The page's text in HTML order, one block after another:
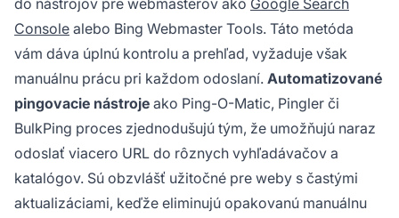
do nástrojov pre webmasterov ako Google Search
Console alebo Bing Webmaster Tools. Táto metóda
vám dáva úplnú kontrolu a prehľad, vyžaduje však
manuálnu prácu pri každom odoslaní. Automatizované
pingovacie nástroje ako Ping-O-Matic, Pingler či
BulkPing proces zjednodušujú tým, že umožňujú naraz
odoslať viacero URL do rôznych vyhľadávačov a
katalógov. Sú obzvlášť užitočné pre weby s častými
aktualizáciami, keďže eliminujú opakovanú manuálnu